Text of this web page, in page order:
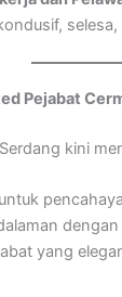
Pejabat
kini
yang